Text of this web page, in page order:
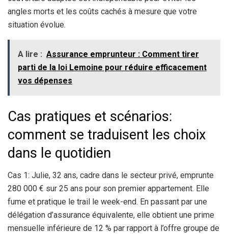
angles morts et les coûts cachés à mesure que votre
situation évolue.
A lire : Assurance emprunteur : Comment tirer
parti de la loi Lemoine pour réduire efficacement
vos dépenses
Cas pratiques et scénarios:
comment se traduisent les choix
dans le quotidien
Cas 1: Julie, 32 ans, cadre dans le secteur privé, emprunte
280 000 € sur 25 ans pour son premier appartement. Elle
fume et pratique le trail le week-end. En passant par une
délégation d’assurance équivalente, elle obtient une prime
mensuelle inférieure de 12 % par rapport à l’offre groupe de